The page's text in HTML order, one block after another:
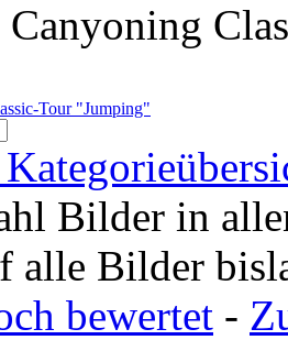
Canyoning
Tour "Jumping"
Bilder in
alle Bilder
bewertet -